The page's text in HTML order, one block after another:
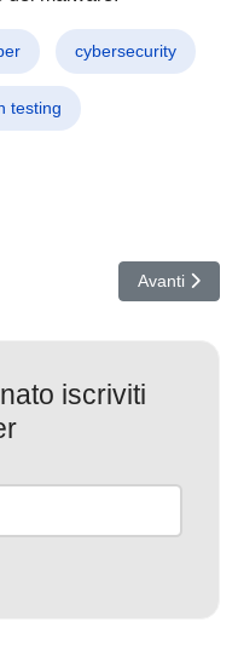
cybersecurity
testing
Attacco Informatico
Articolo
Avanti
iscriviti